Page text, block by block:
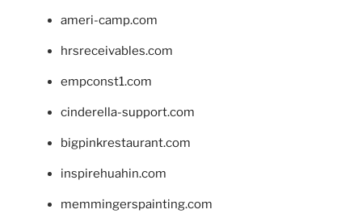
ameri-camp.com
hrsreceivables.com
empconst1.com
cinderella-support.com
bigpinkrestaurant.com
inspirehuahin.com
memmingerspainting.com